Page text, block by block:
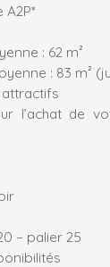
: 62 m²
: 83 m²
l’achat de
– palier 25